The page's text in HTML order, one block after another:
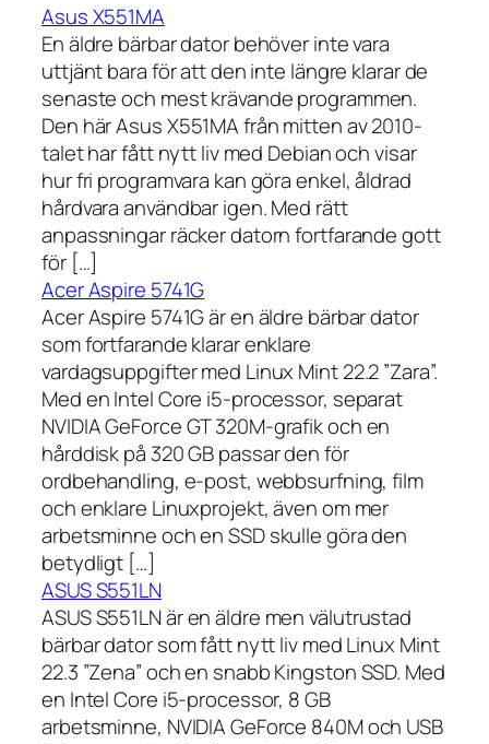
Asus X551MA
En äldre bärbar dator behöver inte vara
uttjänt bara för att den inte längre klarar de
senaste och mest krävande programmen.
Den här Asus X551MA från mitten av 2010-
talet har fått nytt liv med Debian och visar
hur fri programvara kan göra enkel, åldrad
hårdvara användbar igen. Med rätt
anpassningar räcker datorn fortfarande gott
för […]
Acer Aspire 5741G
Acer Aspire 5741G är en äldre bärbar dator
som fortfarande klarar enklare
vardagsuppgifter med Linux Mint 22.2 ”Zara”.
Med en Intel Core i5-processor, separat
NVIDIA GeForce GT 320M-grafik och en
hårddisk på 320 GB passar den för
ordbehandling, e-post, webbsurfning, film
och enklare Linuxprojekt, även om mer
arbetsminne och en SSD skulle göra den
betydligt […]
ASUS S551LN
ASUS S551LN är en äldre men välutrustad
bärbar dator som fått nytt liv med Linux Mint
22.3 ”Zena” och en snabb Kingston SSD. Med
en Intel Core i5-processor, 8 GB
arbetsminne, NVIDIA GeForce 840M och USB